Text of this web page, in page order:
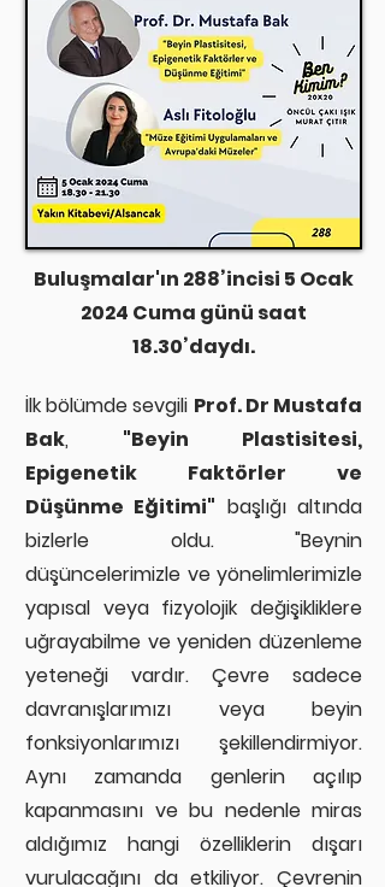
Buluşmalar'ın 288’incisi 5 Ocak
2024 Cuma günü saat
18.30’daydı.
İlk bölümde sevgili Prof. Dr Mustafa
Bak, "Beyin Plastisitesi,
Epigenetik Faktörler ve
Düşünme Eğitimi" başlığı altında
bizlerle oldu. "Beynin
düşüncelerimizle ve yönelimlerimizle
yapısal veya fizyolojik değişikliklere
uğrayabilme ve yeniden düzenleme
yeteneği vardır. Çevre sadece
davranışlarımızı veya beyin
fonksiyonlarımızı şekillendirmiyor.
Aynı zamanda genlerin açılıp
kapanmasını ve bu nedenle miras
aldığımız hangi özelliklerin dışarı
vurulacağını da etkiliyor. Çevrenin